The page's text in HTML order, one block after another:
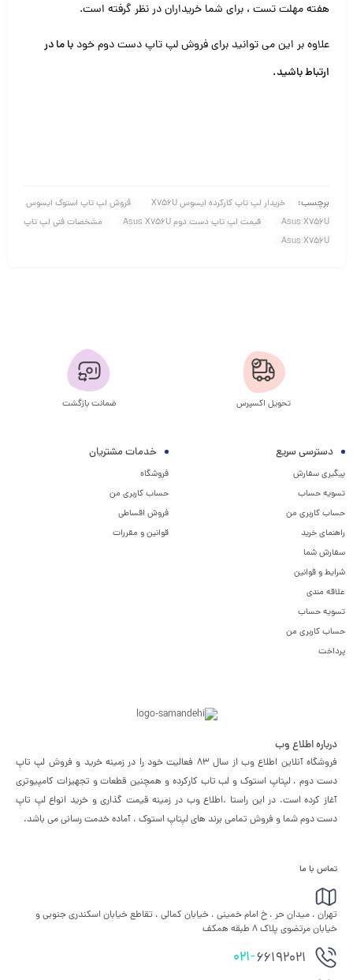
هفته مهلت تست ، برای شما خریداران در نظر گرفته است.
علاوه بر این می توانید برای فروش لپ تاپ دست دوم خود با ما در
ارتباط باشید.
برچسب: خریدار لپ تاپ کارکرده ایسوس X756U
فروش لپ تاپ استوک ایسوس
Asus X756U
قیمت لپ تاپ دست دوم Asus X756U
مشخصات فنی لپ تاپ
Asus X756U
تحویل اکسپرس ضمانت بازگشت
دسترسی سریع
پیگیری سفارش
تسویه حساب
حساب کاربری من
راهنمای خرید
سفارش شما
شرایط و قوانین
علاقه مندی
تسویه حساب
حساب کاربری من
پرداخت
خدمات مشتریان
فروشگاه
حساب کاربری من
فروش اقساطی
قوانین و مقررات
درباره اطلاع وب
فروشگاه آنلاین اطلاع وب از سال 83 فعالیت خود را در زمینه خرید و فروش لپ تاپ
دست دوم ، لپتاپ استوک و لب تاب کارکرده و همچنین قطعات و تجهیزات کامپیوتری
آغاز کرده است. در این راستا ،‌اطلاع وب در زمینه قیمت گذاری و خرید انواع لپ تاپ
دست دوم شما و فروش تمامی برند های لپتاپ استوک ، آماده خدمت رسانی می باشد.
تماس با ما
تهران ، میدان حر ، خ امام خمینی ، خیابان کمالی ، تقاطع خیابان اسکندری جنوبی و
خیابان مرتضوی پلاک 8 طبقه همکف
021-66192021